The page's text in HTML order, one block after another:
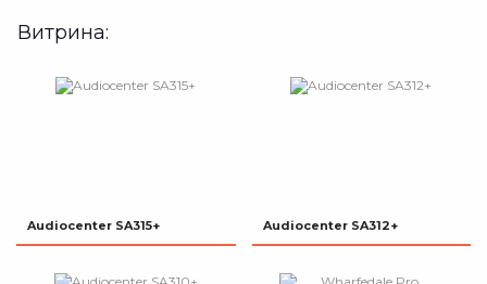
Витрина:
Audiocenter SA315+ Audiocenter SA312+